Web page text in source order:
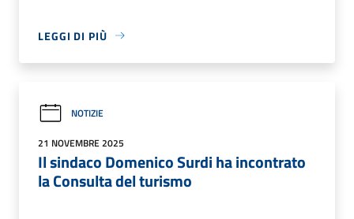
LEGGI DI PIÙ
NOTIZIE
21 NOVEMBRE 2025
Il sindaco Domenico Surdi ha incontrato
la Consulta del turismo